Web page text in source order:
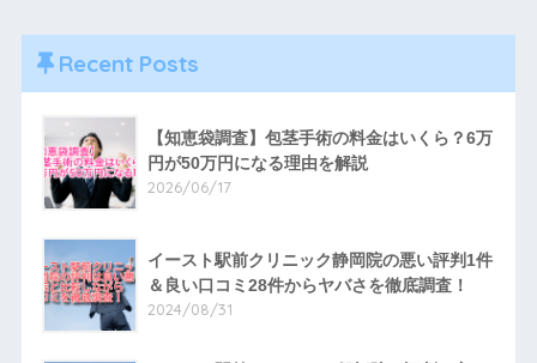
Recent Posts
【知恵袋調査】包茎手術の料金はいくら？6万
円が50万円になる理由を解説
2026/06/17
イースト駅前クリニック静岡院の悪い評判1件
＆良い口コミ28件からヤバさを徹底調査！
2024/08/31